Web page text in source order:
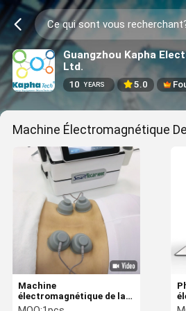
Guangzhou Kapha
Ltd.
10 YEARS 5.0
Machine Électromagnétique
Machine
électromagnétique de la
thérapie 300KHZ pour la